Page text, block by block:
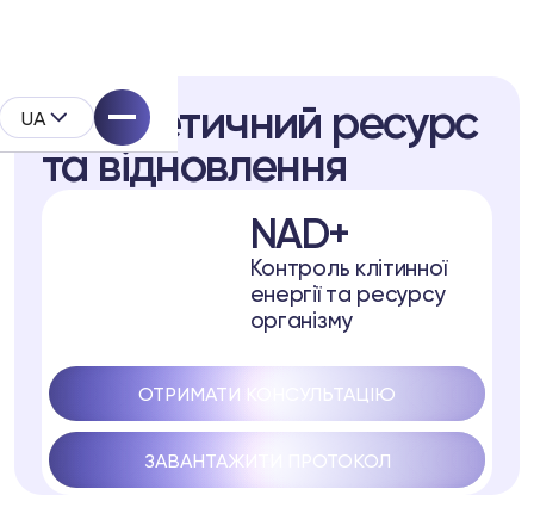
UAЕнергетичний ресурс
та відновлення
NAD+
Контроль клітинної
енергії та ресурсу
організму
ОТРИМАТИ КОНСУЛЬТАЦІЮ
ЗАВАНТАЖИТИ ПРОТОКОЛ